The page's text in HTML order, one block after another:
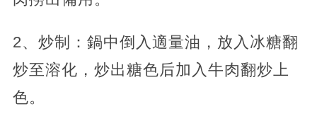
2、炒制：鍋中倒入適量油，放入冰糖翻
炒至溶化，炒出糖色后加入牛肉翻炒上
色。